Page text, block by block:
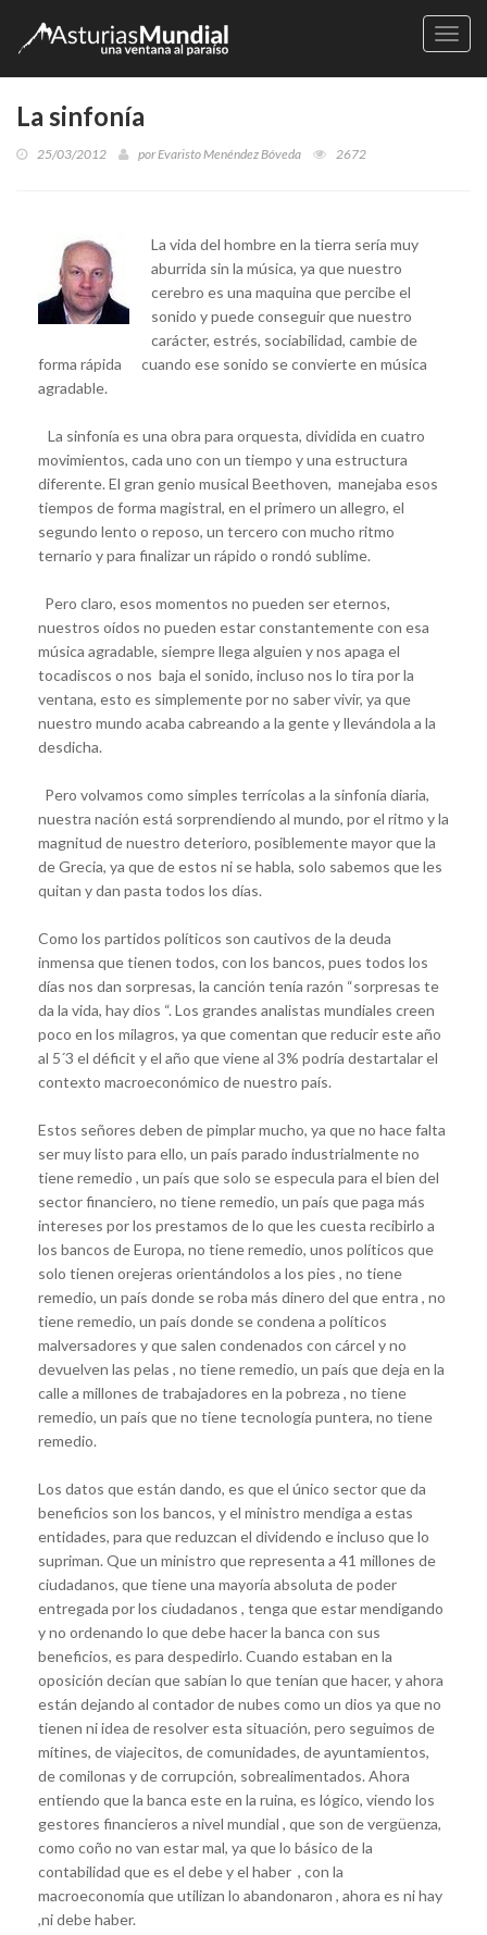
La sinfonía
25/03/2012 porEvaristo Menéndez Bóveda 2672
La vida del hombre en la tierra sería muy
aburrida sin la música, ya que nuestro
cerebro es una maquina que percibe el
sonido y puede conseguir que nuestro
carácter, estrés, sociabilidad, cambie de
forma rápida cuando ese sonido se convierte en música
agradable.
La sinfonía es una obra para orquesta, dividida en cuatro
movimientos, cada uno con un tiempo y una estructura
diferente. El gran genio musical Beethoven, manejaba esos
tiempos de forma magistral, en el primero un allegro, el
segundo lento o reposo, un tercero con mucho ritmo
ternario y para finalizar un rápido o rondó sublime.
Pero claro, esos momentos no pueden ser eternos,
nuestros oídos no pueden estar constantemente con esa
música agradable, siempre llega alguien y nos apaga el
tocadiscos o nos baja el sonido, incluso nos lo tira por la
ventana, esto es simplemente por no saber vivir, ya que
nuestro mundo acaba cabreando a la gente y llevándola a la
desdicha.
Pero volvamos como simples terrícolas a la sinfonía diaria,
nuestra nación está sorprendiendo al mundo, por el ritmo y la
magnitud de nuestro deterioro, posiblemente mayor que la
de Grecia, ya que de estos ni se habla, solo sabemos que les
quitan y dan pasta todos los días.
Como los partidos políticos son cautivos de la deuda
inmensa que tienen todos, con los bancos, pues todos los
días nos dan sorpresas, la canción tenía razón “sorpresas te
da la vida, hay dios “. Los grandes analistas mundiales creen
poco en los milagros, ya que comentan que reducir este año
al 5´3 el déficit y el año que viene al 3% podría destartalar el
contexto macroeconómico de nuestro país.
Estos señores deben de pimplar mucho, ya que no hace falta
ser muy listo para ello, un país parado industrialmente no
tiene remedio , un país que solo se especula para el bien del
sector financiero, no tiene remedio, un país que paga más
intereses por los prestamos de lo que les cuesta recibirlo a
los bancos de Europa, no tiene remedio, unos políticos que
solo tienen orejeras orientándolos a los pies , no tiene
remedio, un país donde se roba más dinero del que entra , no
tiene remedio, un país donde se condena a políticos
malversadores y que salen condenados con cárcel y no
devuelven las pelas , no tiene remedio, un país que deja en la
calle a millones de trabajadores en la pobreza , no tiene
remedio, un país que no tiene tecnología puntera, no tiene
remedio.
Los datos que están dando, es que el único sector que da
beneficios son los bancos, y el ministro mendiga a estas
entidades, para que reduzcan el dividendo e incluso que lo
supriman. Que un ministro que representa a 41 millones de
ciudadanos, que tiene una mayoría absoluta de poder
entregada por los ciudadanos , tenga que estar mendigando
y no ordenando lo que debe hacer la banca con sus
beneficios, es para despedirlo. Cuando estaban en la
oposición decían que sabían lo que tenían que hacer, y ahora
están dejando al contador de nubes como un dios ya que no
tienen ni idea de resolver esta situación, pero seguimos de
mítines, de viajecitos, de comunidades, de ayuntamientos,
de comilonas y de corrupción, sobrealimentados. Ahora
entiendo que la banca este en la ruina, es lógico, viendo los
gestores financieros a nivel mundial , que son de vergüenza,
como coño no van estar mal, ya que lo básico de la
contabilidad que es el debe y el haber , con la
macroeconomía que utilizan lo abandonaron , ahora es ni hay
,ni debe haber.